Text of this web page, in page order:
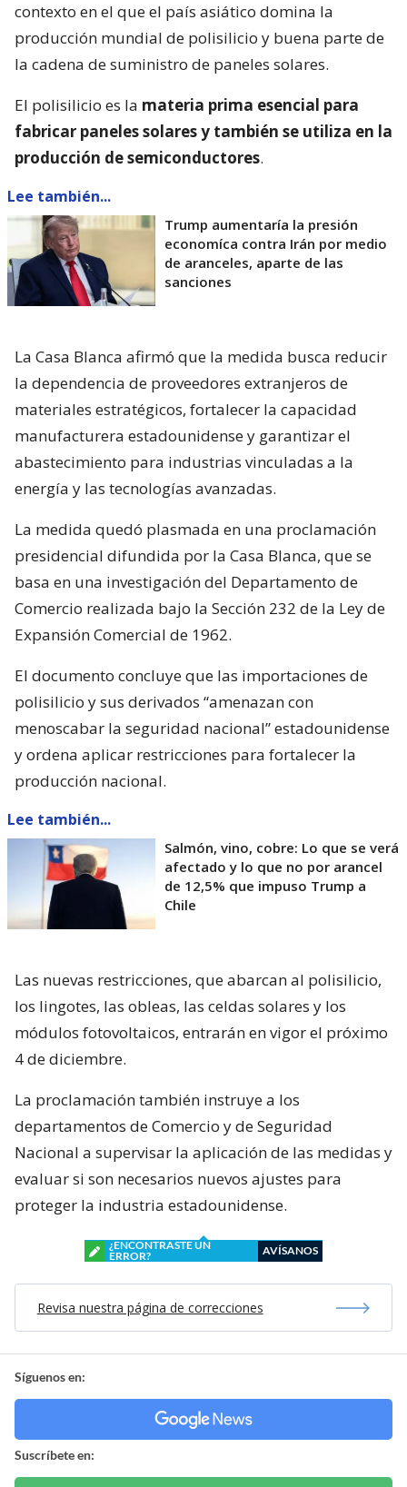
contexto en el que el país asiático domina la
producción mundial de polisilicio y buena parte de
la cadena de suministro de paneles solares.
El polisilicio es la materia prima esencial para
fabricar paneles solares y también se utiliza en la
producción de semiconductores.
Lee también...
Trump aumentaría la presión
economíca contra Irán por medio
de aranceles, aparte de las
sanciones
La Casa Blanca afirmó que la medida busca reducir
la dependencia de proveedores extranjeros de
materiales estratégicos, fortalecer la capacidad
manufacturera estadounidense y garantizar el
abastecimiento para industrias vinculadas a la
energía y las tecnologías avanzadas.
La medida quedó plasmada en una proclamación
presidencial difundida por la Casa Blanca, que se
basa en una investigación del Departamento de
Comercio realizada bajo la Sección 232 de la Ley de
Expansión Comercial de 1962.
El documento concluye que las importaciones de
polisilicio y sus derivados “amenazan con
menoscabar la seguridad nacional” estadounidense
y ordena aplicar restricciones para fortalecer la
producción nacional.
Lee también...
Salmón, vino, cobre: Lo que se verá
afectado y lo que no por arancel
de 12,5% que impuso Trump a
Chile
Las nuevas restricciones, que abarcan al polisilicio,
los lingotes, las obleas, las celdas solares y los
módulos fotovoltaicos, entrarán en vigor el próximo
4 de diciembre.
La proclamación también instruye a los
departamentos de Comercio y de Seguridad
Nacional a supervisar la aplicación de las medidas y
evaluar si son necesarios nuevos ajustes para
proteger la industria estadounidense.
¿ENCONTRASTE UN
ERROR?
AVÍSANOS
Revisa nuestra página de correcciones
Síguenos en:
Suscríbete en: